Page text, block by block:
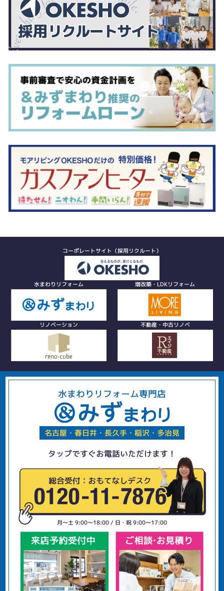
コーポレートサイト（採用リクルート）
水まわりリフォーム 増改築・LDKリフォーム
リノベーション 不動産・中古リノベ
水まわりリフォーム専門店
名古屋・春日井・長久手・稲沢・多治見
タップですぐお電話いただけます！
月〜土 9:00〜18:00 / 日・祝 9:00〜17:00